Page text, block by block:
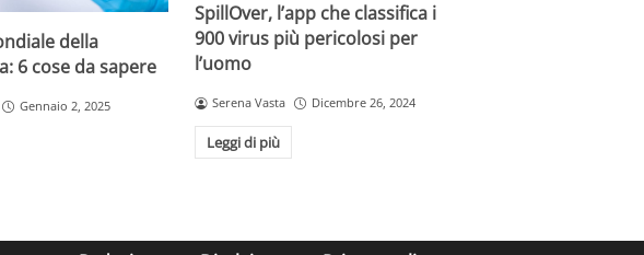
della
6 cose da sapere
Gennaio 2, 2025
SpillOver, l’app che classifica i
900 virus più pericolosi per
l’uomo
Serena Vasta Dicembre 26, 2024
Leggi di più